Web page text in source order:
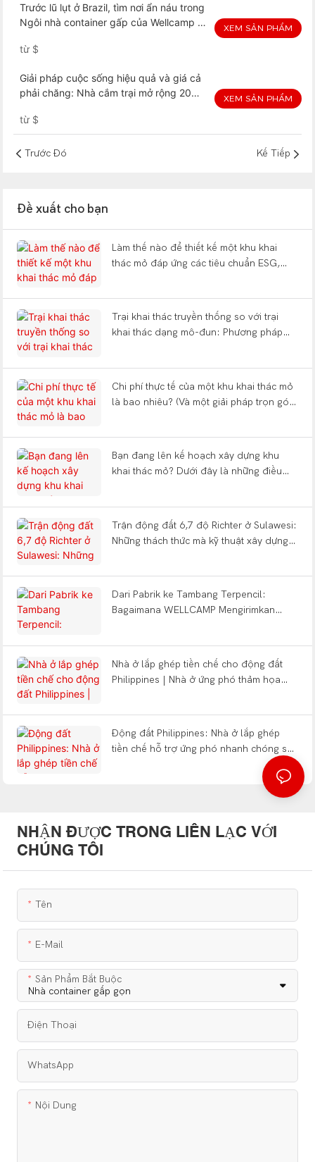
Trước lũ lụt ở Brazil, tìm nơi ẩn náu trong
Ngôi nhà container gấp của Wellcamp -
từ $
XEM SẢN PHẨM
Giải pháp cuộc sống hiệu quả và giá cả
phải chăng: Nhà cắm trại mở rộng 20m2
phòng và nhà ở
từ $
XEM SẢN PHẨM
Trước Đó Kế Tiếp
Đề xuất cho bạn
Làm thế nào để thiết kế một khu khai
thác mỏ đáp ứng các tiêu chuẩn ESG,
Trại khai thác truyền thống so với trại
khai thác dạng mô-đun: Phương pháp
Chi phí thực tế của một khu khai thác mỏ
là bao nhiêu? (Và một giải pháp trọn gói
Bạn đang lên kế hoạch xây dựng khu
khai thác mỏ? Dưới đây là những điều
và phương thức thi công trọn gói.
Trận động đất 6,7 độ Richter ở Sulawesi:
Những thách thức mà kỹ thuật xây dựng
Dari Pabrik ke Tambang Terpencil:
Bagaimana WELLCAMP Mengirimkan
Nhà ở lắp ghép tiền chế cho động đất
Philippines | Nhà ở ứng phó thảm họa
Động đất Philippines: Nhà ở lắp ghép
tiền chế hỗ trợ ứng phó nhanh chóng sau
NHẬN ĐƯỢC TRONG LIÊN LẠC VỚI
CHÚNG TÔI
Tên
E-Mail
Sản Phẩm Bắt Buộc
Điện Thoại
WhatsApp
Nội Dung